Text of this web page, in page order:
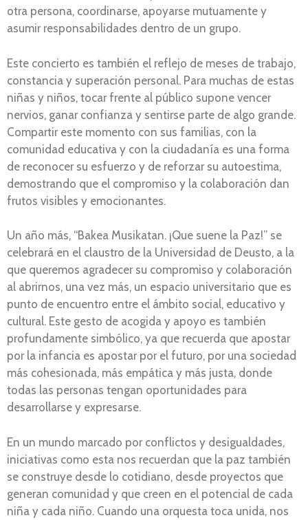
otra persona, coordinarse, apoyarse mutuamente y
asumir responsabilidades dentro de un grupo.
Este concierto es también el reflejo de meses de trabajo,
constancia y superación personal. Para muchas de estas
niñas y niños, tocar frente al público supone vencer
nervios, ganar confianza y sentirse parte de algo grande.
Compartir este momento con sus familias, con la
comunidad educativa y con la ciudadanía es una forma
de reconocer su esfuerzo y de reforzar su autoestima,
demostrando que el compromiso y la colaboración dan
frutos visibles y emocionantes.
Un año más, “Bakea Musikatan. ¡Que suene la Paz!” se
celebrará en el claustro de la Universidad de Deusto, a la
que queremos agradecer su compromiso y colaboración
al abrirnos, una vez más, un espacio universitario que es
punto de encuentro entre el ámbito social, educativo y
cultural. Este gesto de acogida y apoyo es también
profundamente simbólico, ya que recuerda que apostar
por la infancia es apostar por el futuro, por una sociedad
más cohesionada, más empática y más justa, donde
todas las personas tengan oportunidades para
desarrollarse y expresarse.
En un mundo marcado por conflictos y desigualdades,
iniciativas como esta nos recuerdan que la paz también
se construye desde lo cotidiano, desde proyectos que
generan comunidad y que creen en el potencial de cada
niña y cada niño. Cuando una orquesta toca unida, nos